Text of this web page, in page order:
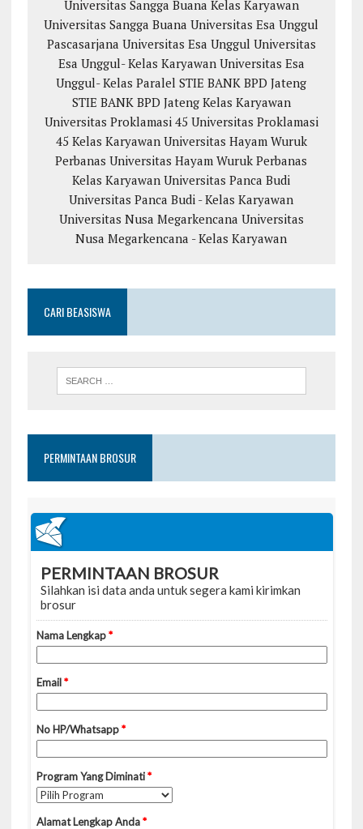
Universitas Sangga Buana Kelas Karyawan
Universitas Sangga Buana Universitas Esa Unggul
Pascasarjana Universitas Esa Unggul Universitas
Esa Unggul- Kelas Karyawan Universitas Esa
Unggul- Kelas Paralel STIE BANK BPD Jateng
STIE BANK BPD Jateng Kelas Karyawan
Universitas Proklamasi 45 Universitas Proklamasi
45 Kelas Karyawan Universitas Hayam Wuruk
Perbanas Universitas Hayam Wuruk Perbanas
Kelas Karyawan Universitas Panca Budi
Universitas Panca Budi - Kelas Karyawan
Universitas Nusa Megarkencana Universitas
Nusa Megarkencana - Kelas Karyawan
CARI BEASISWA
PERMINTAAN BROSUR